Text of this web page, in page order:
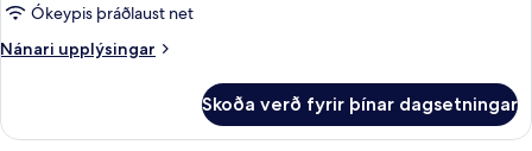
Ókeypis þráðlaust net
Nánari upplýsingar
Nánari
Skoða verð fyrir þínar dagsetningar